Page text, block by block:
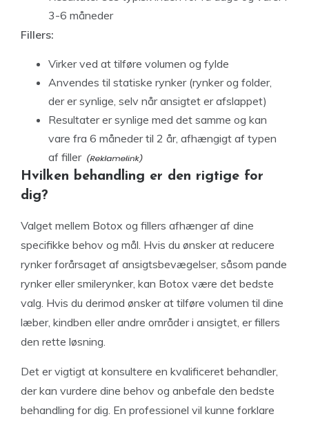
3-6 måneder
Fillers:
Virker ved at tilføre volumen og fylde
Anvendes til statiske rynker (rynker og folder,
der er synlige, selv når ansigtet er afslappet)
Resultater er synlige med det samme og kan
vare fra 6 måneder til 2 år, afhængigt af typen
af filler
Hvilken behandling er den rigtige for
dig?
Valget mellem Botox og fillers afhænger af dine
specifikke behov og mål. Hvis du ønsker at reducere
rynker forårsaget af ansigtsbevægelser, såsom pande
rynker eller smilerynker, kan Botox være det bedste
valg. Hvis du derimod ønsker at tilføre volumen til dine
læber, kindben eller andre områder i ansigtet, er fillers
den rette løsning.
Det er vigtigt at konsultere en kvalificeret behandler,
der kan vurdere dine behov og anbefale den bedste
behandling for dig. En professionel vil kunne forklare